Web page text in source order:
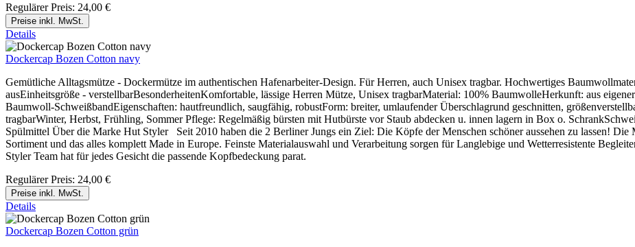
Regulärer Preis: 24,00 €
Preise inkl. MwSt.
Details
Dockercap Bozen Cotton navy
Gemütliche Alltagsmütze - Dockermütze im authentischen Hafenarbeiter-Design. Für Herren, auch Unisex tragbar. Hochwertiges
ausEinheitsgröße - verstellbarBesonderheitenKomfortable, lässige Herren Mütze, Unisex tragbarMaterial: 100% BaumwolleHerkunft: aus
Baumwoll-SchweißbandEigenschaften: hautfreundlich, saugfähig, robustForm: breiter, umlaufender Überschlagrund geschnitten,
tragbarWinter, Herbst, Frühling, Sommer Pflege: Regelmäßig bürsten mit Hutbürste vor Staub abdecken u. innen lagern in Box o.
Spülmittel Über die Marke Hut Styler Seit 2010 haben die 2 Berliner Jungs ein Ziel: Die Köpfe der Menschen schöner aussehen zu lassen! Die
Sortiment und das alles komplett Made in Europe. Feinste Materialauswahl und Verarbeitung sorgen für Langlebige und Wetterresistente
Styler Team hat für jedes Gesicht die passende Kopfbedeckung parat.
Regulärer Preis: 24,00 €
Preise inkl. MwSt.
Details
Dockercap Bozen Cotton grün